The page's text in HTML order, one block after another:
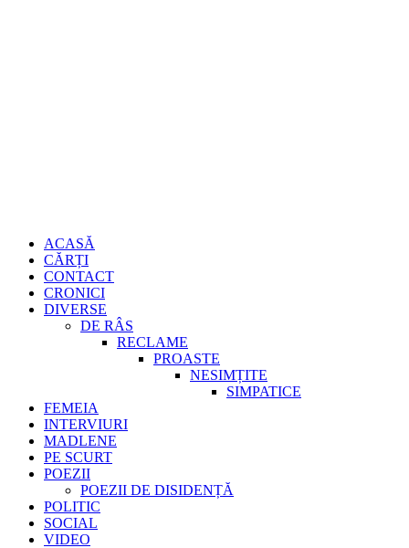
Primary
Menu
ACASĂ
CĂRȚI
CONTACT
CRONICI
DIVERSE
DE RÂS
RECLAME
PROASTE
NESIMȚITE
SIMPATICE
FEMEIA
INTERVIURI
MADLENE
PE SCURT
POEZII
POEZII DE DISIDENȚĂ
POLITIC
SOCIAL
VIDEO